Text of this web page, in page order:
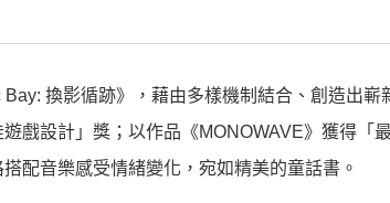
換影循跡》，藉由多樣機制結合、創造出
戲設計」獎；以作品《MONOWAVE》獲得「
配音樂感受情緒變化，宛如精美的童話書。